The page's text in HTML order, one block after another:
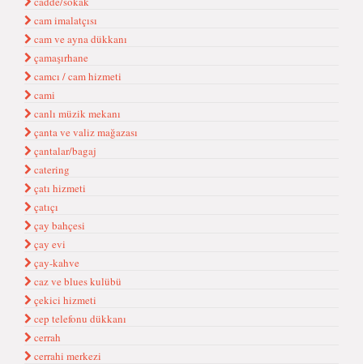
cam imalatçısı
cam ve ayna dükkanı
çamaşırhane
camcı / cam hizmeti
cami
canlı müzik mekanı
çanta ve valiz mağazası
çantalar/bagaj
catering
çatı hizmeti
çatıçı
çay bahçesi
çay evi
çay-kahve
caz ve blues kulübü
çekici hizmeti
cep telefonu dükkanı
cerrah
cerrahi merkezi